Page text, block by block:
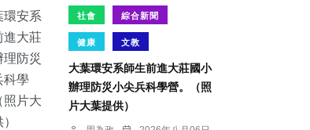
社會 綜合新聞
健康 文教
大葉環安系師生前進大莊國小
辦理防災小尖兵科學營。（照
片大葉提供）